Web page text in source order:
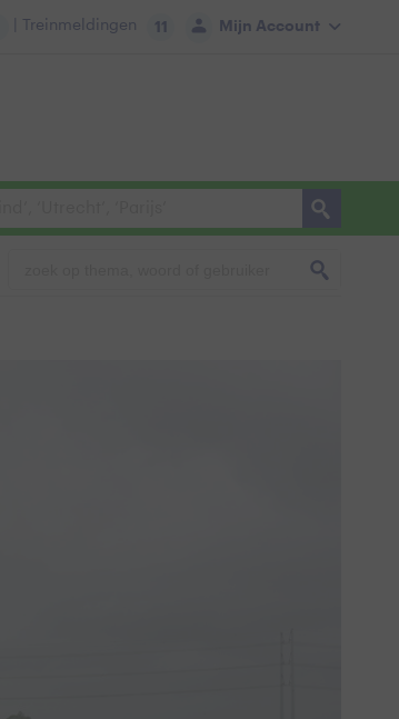
Mijn Account
| Treinmeldingen 11